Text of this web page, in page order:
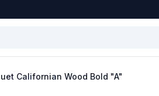
Californian Wood Bold "A"